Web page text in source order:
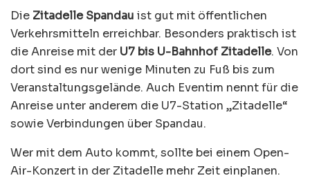
Die Zitadelle Spandau ist gut mit öffentlichen
Verkehrsmitteln erreichbar. Besonders praktisch ist
die Anreise mit der U7 bis U-Bahnhof Zitadelle. Von
dort sind es nur wenige Minuten zu Fuß bis zum
Veranstaltungsgelände. Auch Eventim nennt für die
Anreise unter anderem die U7-Station „Zitadelle“
sowie Verbindungen über Spandau.
Wer mit dem Auto kommt, sollte bei einem Open-
Air-Konzert in der Zitadelle mehr Zeit einplanen.